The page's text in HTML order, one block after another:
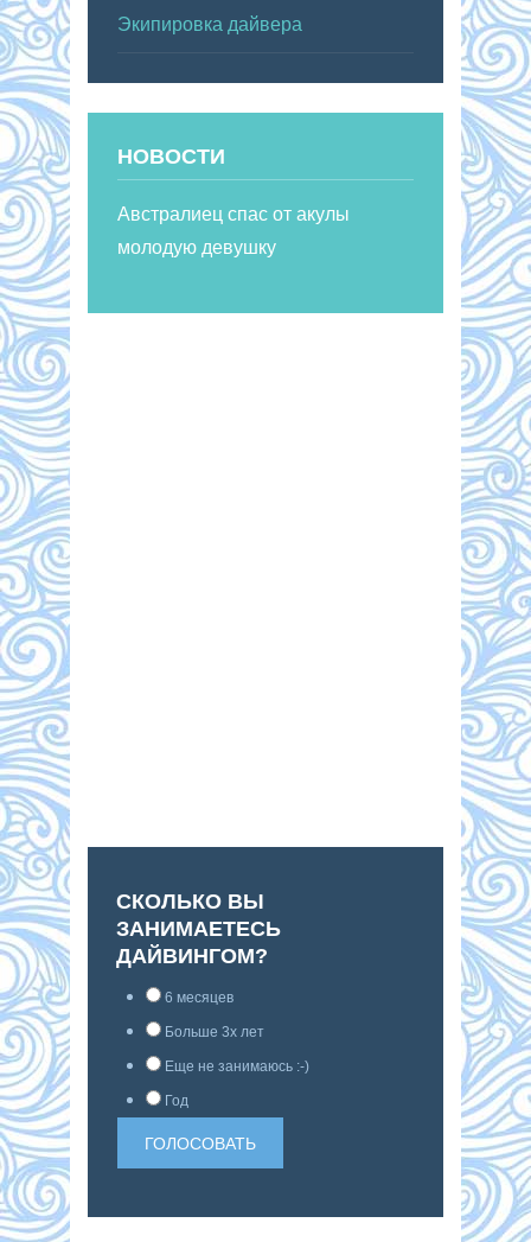
Экипировка дайвера
НОВОСТИ
Австралиец спас от акулы
молодую девушку
СКОЛЬКО ВЫ
ЗАНИМАЕТЕСЬ
ДАЙВИНГОМ?
6 месяцев
Больше 3х лет
Еще не занимаюсь :-)
Год